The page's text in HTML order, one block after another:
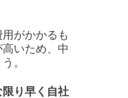
がかかるも
いため、中
。
り早く自社